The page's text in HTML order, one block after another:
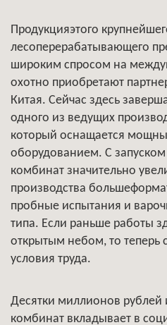
Продукцияэтого
лесоперерабатывающего
широким спросом на
охотно приобретают
Китая. Сейчас здесь
одного из ведущих
который оснащается
оборудованием. С
комбинат значительно
производства
пробные испытания и
типа. Если раньше работы
открытым небом, то
условия труда.
Десятки миллионов рублей
комбинат вкладывает в